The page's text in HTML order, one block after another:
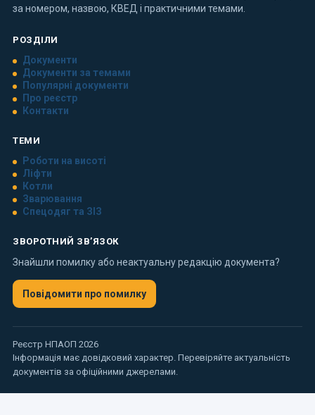
за номером, назвою, КВЕД і практичними темами.
РОЗДІЛИ
Документи
Документи за темами
Популярні документи
Про реєстр
Контакти
ТЕМИ
Роботи на висоті
Ліфти
Котли
Зварювання
Спецодяг та ЗІЗ
ЗВОРОТНИЙ ЗВ’ЯЗОК
Знайшли помилку або неактуальну редакцію документа?
Повідомити про помилку
Реєстр НПАОП 2026
Інформація має довідковий характер. Перевіряйте актуальність
документів за офіційними джерелами.